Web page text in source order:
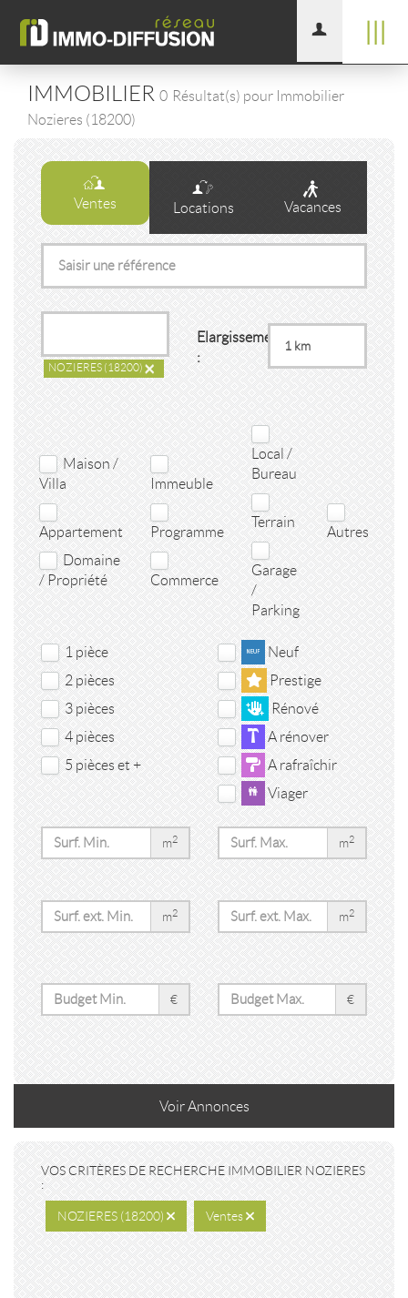
IMMOBILIER 0 Résultat(s) pour Immobilier
Nozieres (18200)
Ventes Locations Vacances
×
NOZIERES (18200)
Elargissement
:
Maison /
Villa
Appartement
Domaine
/ Propriété
Immeuble
Programme
Commerce
Local /
Bureau
Terrain
Garage
/
Parking
Autres
1 pièce
2 pièces
3 pièces
4 pièces
5 pièces et +
Neuf
Prestige
Rénové
A rénover
A rafraîchir
Viager
m2 m2
m2 m2
€ €
VoirAnnonces
VOS CRITÈRES DE RECHERCHE IMMOBILIER NOZIERES
:
NOZIERES (18200) Ventes